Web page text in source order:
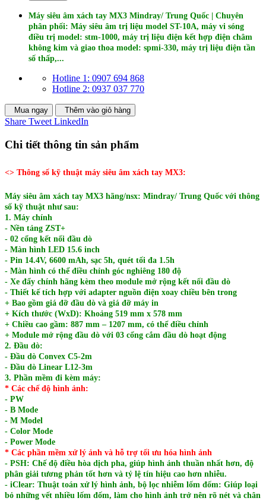
Máy siêu âm xách tay MX3 Mindray/ Trung Quốc
| Chuyên
phân phối: Máy siêu âm trị liệu model ST-10A, máy vi sóng
điều trị model: stm-1000, máy trị liệu điện kết hợp điện châm
không kim và giao thoa model: spmi-330, máy trị liệu điện tần
số thấp,...
Hotline 1: 0907 694 868
Hotline 2: 0937 037 770
Mua ngay Thêm vào giỏ hàng
Share Tweet LinkedIn
Chi tiết thông tin sản phẩm
<> Thông số kỹ thuật máy siêu âm xách tay MX3:
Máy siêu âm xách tay MX3 hãng/nsx: Mindray/ Trung Quốc với thông
số kỹ thuật như sau:
1. Máy chính
- Nền tảng ZST+
- 02 cổng kết nối đầu dò
- Màn hình LED 15.6 inch
- Pin 14.4V, 6600 mAh, sạc 5h, quét tối đa 1.5h
- Màn hình có thể điều chỉnh góc nghiêng 180 độ
- Xe đẩy chính hãng kèm theo module mở rộng kết nối đầu dò
- Thiết kế tích hợp với adapter nguồn điện xoay chiều bên trong
+ Bao gồm giá đỡ đầu dò và giá đỡ máy in
+ Kích thước (WxD): Khoảng 519 mm x 578 mm
+ Chiều cao gầm: 887 mm – 1207 mm, có thể điều chỉnh
+ Module mở rộng đầu dò với 03 cổng cắm đầu dò hoạt động
2. Đầu dò:
- Đầu dò Convex C5-2m
- Đầu dò Linear L12-3m
3. Phần mềm đi kèm máy:
* Các chế độ hình ảnh:
- PW
- B Mode
- M Model
- Color Mode
- Power Mode
* Các phần mềm xử lý ảnh và hỗ trợ tối ưu hóa hình ảnh
- PSH: Chế độ điều hòa dịch pha, giúp hình ảnh thuần nhất hơn, độ
phân giải tương phản tốt hơn và tỷ lệ tín hiệu cao hơn nhiễu.
- iClear: Thuật toán xử lý hình ảnh, bộ lọc nhiễm lốm đốm: Giúp loại
bỏ những vết nhiều lốm đốm, làm cho hình ảnh trở nên rõ nét và chân